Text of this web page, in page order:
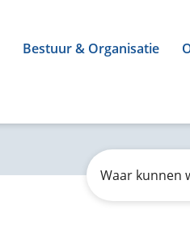
Bestuur & Organisatie
Zoeken
Waar